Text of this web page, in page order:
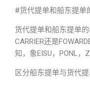
#货代提单和船东提单
货代提单和船东提单
CARRIER还是
知，象EISU，PONL，
区分船东提单与货代